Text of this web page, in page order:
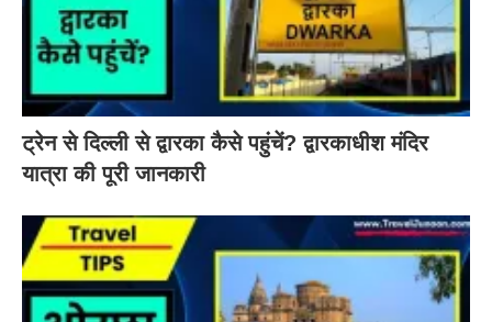
ट्रेन से दिल्ली से द्वारका कैसे पहुंचें? द्वारकाधीश मंदिर
यात्रा की पूरी जानकारी